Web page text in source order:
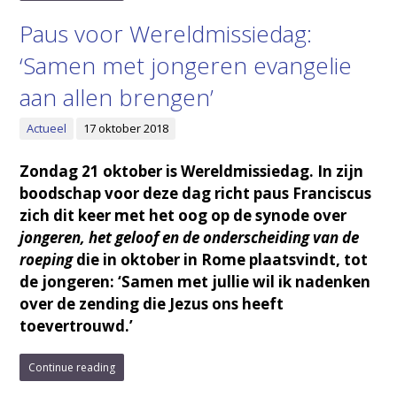
Paus voor Wereldmissiedag:
‘Samen met jongeren evangelie
aan allen brengen’
Actueel 17 oktober 2018
Zondag 21 oktober is Wereldmissiedag. In zijn
boodschap voor deze dag richt paus Franciscus
zich dit keer met het oog op de synode over
jongeren, het geloof en de onderscheiding van de
roepingdie in oktober in Rome plaatsvindt, tot
de jongeren: ‘Samen met jullie wil ik nadenken
over de zending die Jezus ons heeft
toevertrouwd.’
Continue reading